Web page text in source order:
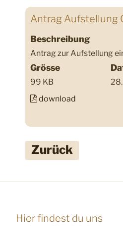
Antrag Aufstellung
Beschreibung
Antrag zur Aufstellung
Grösse
99 KB
download
Zurück
Hier findest du uns